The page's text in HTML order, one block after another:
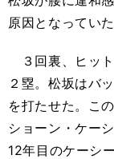
原因となっていた
３回裏、ヒッ
２塁。松坂はバ
を打たせた。こ
ショーン・ケー
12年目のケーシ